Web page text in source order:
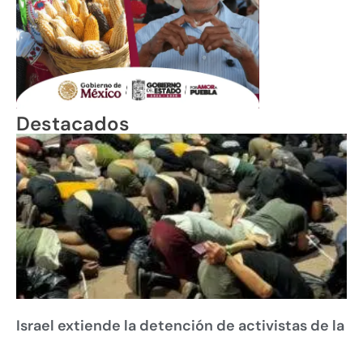
Destacados
Israel extiende la detención de activistas de la